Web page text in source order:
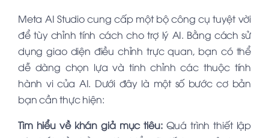
Meta AI Studio cung cấp một bộ công cụ tuyệt vời
để tùy chỉnh tính cách cho trợ lý AI. Bằng cách sử
dụng giao diện điều chỉnh trực quan, bạn có thể
dễ dàng chọn lựa và tinh chỉnh các thuộc tính
hành vi của AI. Dưới đây là một số bước cơ bản
bạn cần thực hiện:
Tìm hiểu về khán giả mục tiêu:Quá trình thiết lập